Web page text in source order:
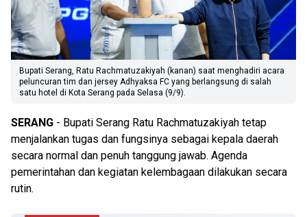
Bupati Serang, Ratu Rachmatuzakiyah (kanan) saat menghadiri acara
peluncuran tim dan jersey Adhyaksa FC yang berlangsung di salah
satu hotel di Kota Serang pada Selasa (9/9).
SERANG - Bupati Serang Ratu Rachmatuzakiyah tetap
menjalankan tugas dan fungsinya sebagai kepala daerah
secara normal dan penuh tanggung jawab. Agenda
pemerintahan dan kegiatan kelembagaan dilakukan secara
rutin.